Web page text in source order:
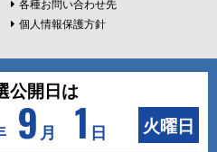
各種お問い合わせ先
個人情報保護方針
公開日は
9月 1 日 火曜日